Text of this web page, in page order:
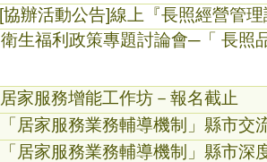
[協辦活動公告]線上『長照經營管
衛生福利政策專題討論會─「 長照
居家服務增能工作坊－報名截止
「居家服務業務輔導機制」縣市交
「居家服務業務輔導機制」縣市深